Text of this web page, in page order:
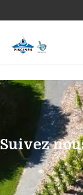
Suivez